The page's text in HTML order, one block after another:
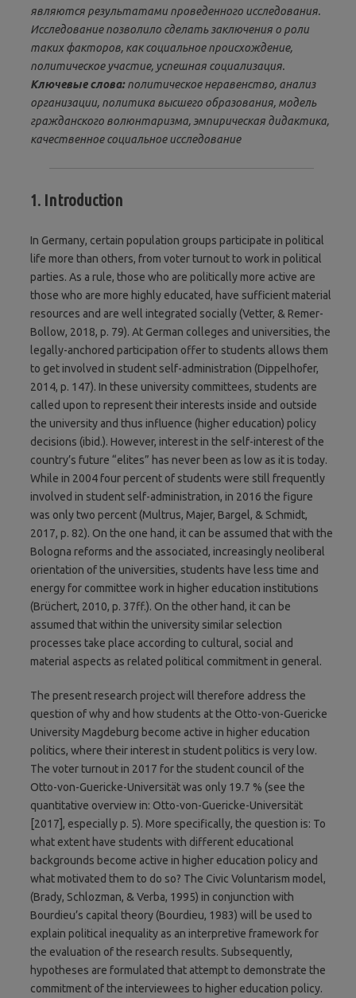
являются результатами проведенного исследования.
Исследование позволило сделать заключения о роли
таких факторов, как социальное происхождение,
политическое участие, успешная социализация.
Ключевые слова:политическое неравенство, анализ
организации, политика высшего образования, модель
гражданского волюнтаризма, эмпирическая дидактика,
качественное социальное исследование
1. Introduction
In Germany, certain population groups participate in political
life more than others, from voter turnout to work in political
parties. As a rule, those who are politically more active are
those who are more highly educated, have sufficient material
resources and are well integrated socially (Vetter, & Remer-
Bollow, 2018, p. 79). At German colleges and universities, the
legally-anchored participation offer to students allows them
to get involved in student self-administration (Dippelhofer,
2014, p. 147). In these university committees, students are
called upon to represent their interests inside and outside
the university and thus influence (higher education) policy
decisions (ibid.). However, interest in the self-interest of the
country’s future “elites” has never been as low as it is today.
While in 2004 four percent of students were still frequently
involved in student self-administration, in 2016 the figure
was only two percent (Multrus, Majer, Bargel, & Schmidt,
2017, p. 82). On the one hand, it can be assumed that with the
Bologna reforms and the associated, increasingly neoliberal
orientation of the universities, students have less time and
energy for committee work in higher education institutions
(Brüchert, 2010, p. 37ff.). On the other hand, it can be
assumed that within the university similar selection
processes take place according to cultural, social and
material aspects as related political commitment in general.
The present research project will therefore address the
question of why and how students at the Otto-von-Guericke
University Magdeburg become active in higher education
politics, where their interest in student politics is very low.
The voter turnout in 2017 for the student council of the
Otto-von-Guericke-Universität was only 19.7 % (see the
quantitative overview in: Otto-von-Guericke-Universität
[2017], especially p. 5). More specifically, the question is: To
what extent have students with different educational
backgrounds become active in higher education policy and
what motivated them to do so? The Civic Voluntarism model,
(Brady, Schlozman, & Verba, 1995) in conjunction with
Bourdieu’s capital theory (Bourdieu, 1983) will be used to
explain political inequality as an interpretive framework for
the evaluation of the research results. Subsequently,
hypotheses are formulated that attempt to demonstrate the
commitment of the interviewees to higher education policy.